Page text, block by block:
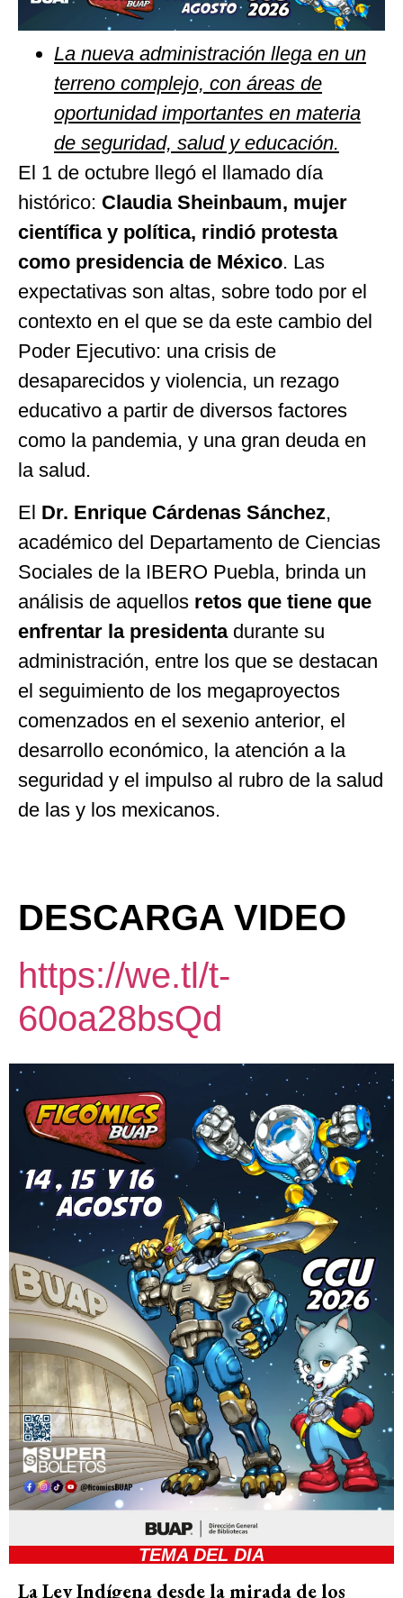
La nueva administración llega en un
terreno complejo, con áreas de
oportunidad importantes en materia
de seguridad, salud y educación.
El 1 de octubre llegó el llamado día
histórico: Claudia Sheinbaum, mujer
científica y política, rindió protesta
como presidencia de México. Las
expectativas son altas, sobre todo por el
contexto en el que se da este cambio del
Poder Ejecutivo: una crisis de
desaparecidos y violencia, un rezago
educativo a partir de diversos factores
como la pandemia, y una gran deuda en
la salud.
El Dr. Enrique Cárdenas Sánchez,
académico del Departamento de Ciencias
Sociales de la IBERO Puebla, brinda un
análisis de aquellos retos que tiene que
enfrentar la presidentadurante su
administración, entre los que se destacan
el seguimiento de los megaproyectos
comenzados en el sexenio anterior, el
desarrollo económico, la atención a la
seguridad y el impulso al rubro de la salud
de las y los mexicanos.
DESCARGA VIDEO
https://we.tl/t-
60oa28bsQd
TEMA DEL DIA
La Ley Indígena desde la mirada de los